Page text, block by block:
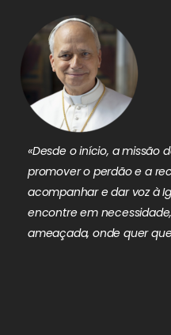
«Desde o início, a missão
promover o perdão e a
acompanhar e dar voz à
encontre em
ameaçada, onde quer